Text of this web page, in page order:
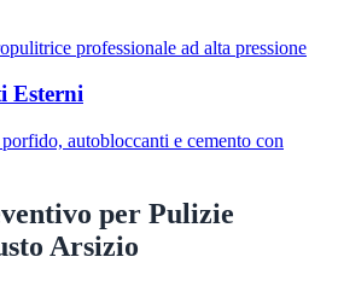
professionale ad alta pressione
Esterni
autobloccanti e cemento con
per Pulizie
Arsizio